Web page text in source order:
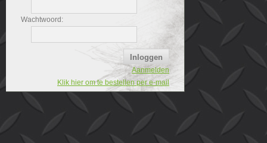
Wachtwoord:
Aanmelden
Klik hier om te bestellen per e-mail